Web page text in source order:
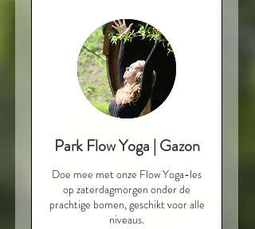
Park Flow Yoga | Gazon
Doe mee met onze Flow Yoga-les
op zaterdagmorgen onder de
prachtige bomen, geschikt voor alle
niveaus.